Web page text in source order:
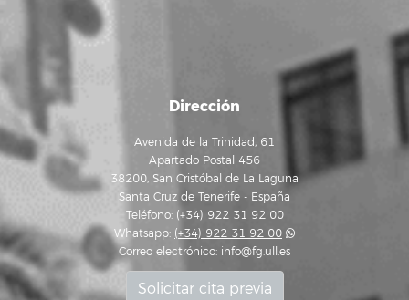
Dirección
Avenida de la Trinidad, 61
Apartado Postal 456
38200, San Cristóbal de La Laguna
Santa Cruz de Tenerife - España
Teléfono: (+34) 922 31 92 00
Whatsapp: (+34) 922 31 92 00
Correo electrónico: info@fg.ull.es
Solicitar cita previa